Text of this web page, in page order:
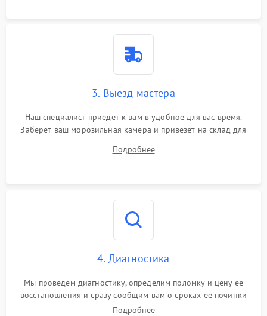
3. Выезд мастера
Наш специалист приедет к вам в удобное для вас время.
Заберет ваш морозильная камера и привезет на склад для
Подробнее
4. Диагностика
Мы проведем диагностику, определим поломку и цену ее
восстановления и сразу сообщим вам о сроках ее починки
Подробнее